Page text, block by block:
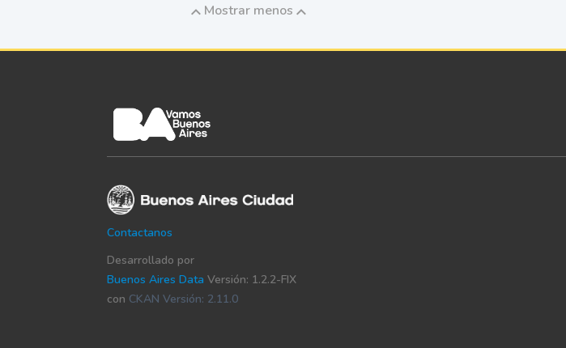
Mostrar menos
Contactanos
Desarrollado por
Buenos Aires Data Versión: 1.2.2-FIX
con CKAN Versión: 2.11.0